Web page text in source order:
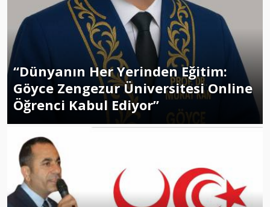
“Dünyanın Her Yerinden Eğitim:
Göyce Zengezur Üniversitesi Online
Öğrenci Kabul Ediyor”